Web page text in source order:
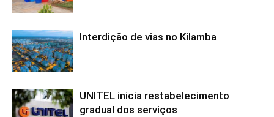
Interdição de vias no Kilamba
UNITEL inicia restabelecimento
gradual dos serviços